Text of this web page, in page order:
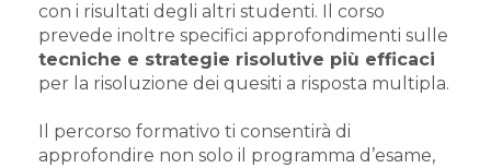
con i risultati degli altri studenti. Il corso
prevede inoltre specifici approfondimenti sulle
tecniche e strategie risolutive più efficaci
per la risoluzione dei quesiti a risposta multipla.
Il percorso formativo ti consentirà di
approfondire non solo il programma d’esame,